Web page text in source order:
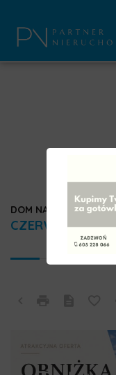
CZERWIONKA-
DOM NA WYNAJEM